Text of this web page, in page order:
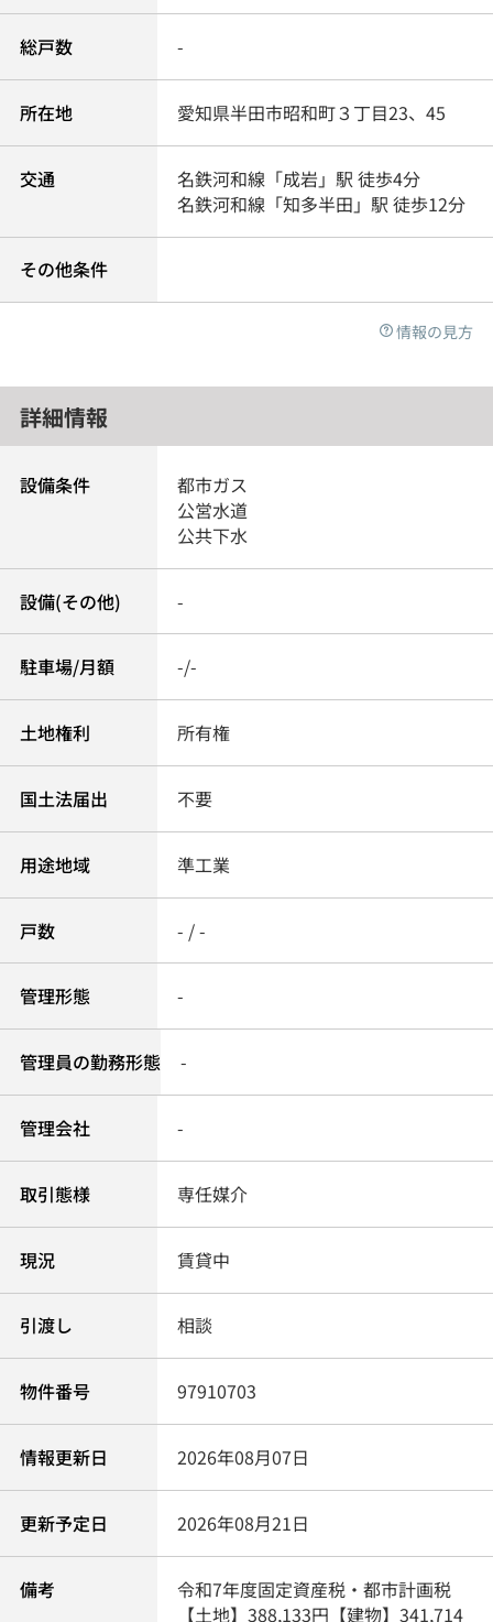
総戸数 -
所在地 愛知県半田市昭和町３丁目23、45
交通 名鉄河和線 「成岩 」駅 徒歩4分
名鉄河和線 「知多半田 」駅 徒歩12分
その他条件
情報の見方
詳細情報
設備条件
都市ガス
公営水道
公共下水
設備(その他) -
駐車場/月額 -/-
土地権利 所有権
国土法届出 不要
用途地域 準工業
戸数 - / -
管理形態 -
管理員の勤務形態 -
管理会社 -
取引態様 専任媒介
現況 賃貸中
引渡し 相談
物件番号 97910703
情報更新日 2026年08月07日
更新予定日 2026年08月21日
備考
令和7年度固定資産税・都市計画税
【土地】388,133円【建物】341,714